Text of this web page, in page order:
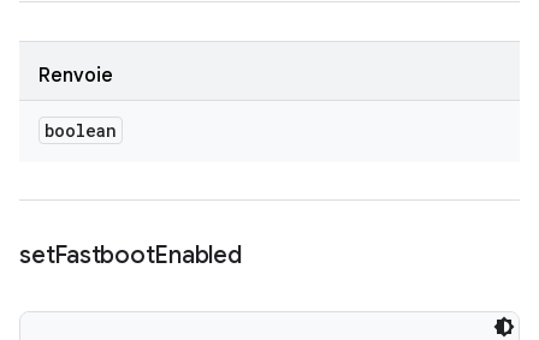
Renvoie
boolean
setFastbootEnabled